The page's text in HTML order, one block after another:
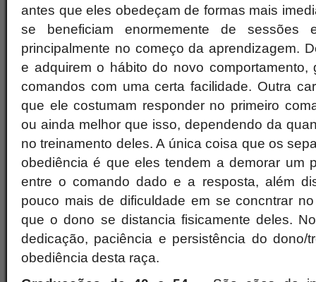
antes que eles obedeçam de formas mais
se beneficiam enormemente de sessões
principalmente no começo da aprendizagem.
e adquirem o hábito do novo comportamento,
comandos com uma certa facilidade. Outra
que ele costumam responder no primeiro
ou ainda melhor que isso, dependendo da
no treinamento deles. A única coisa que os
obediência é que eles tendem a demorar um
entre o comando dado e a resposta, além
pouco mais de dificuldade em se concntrar
que o dono se distancia fisicamente deles.
dedicação, paciência e persistência do dono/
obediência desta raça.